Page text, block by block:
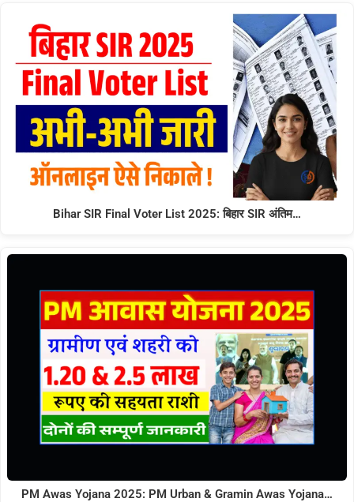
Bihar SIR Final Voter List 2025: बिहार SIR अंतिम…
PM Awas Yojana 2025: PM Urban & Gramin Awas Yojana…